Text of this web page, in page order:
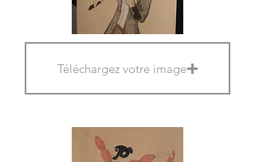
Téléchargez votre image